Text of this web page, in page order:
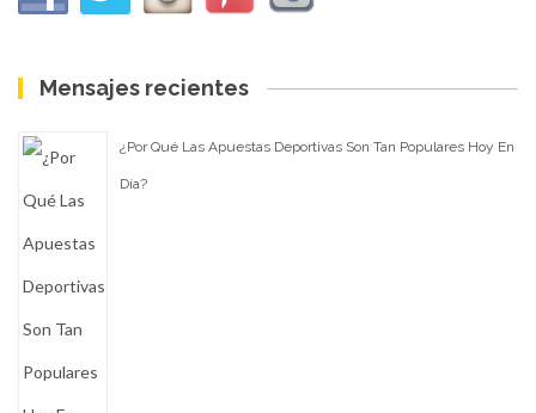
Mensajes recientes
¿Por Qué Las Apuestas Deportivas Son Tan Populares Hoy En
Día?